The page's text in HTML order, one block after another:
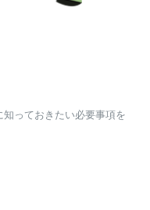
っておきたい必要事項を